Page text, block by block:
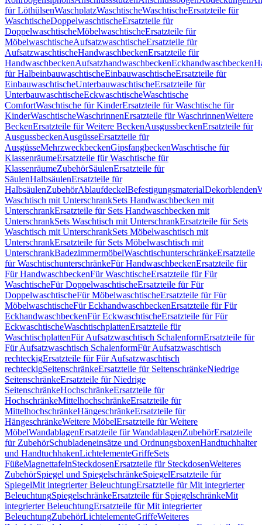
für LöthülsenWaschplatzWaschtischeWaschtischeErsatzteile für
WaschtischeDoppelwaschtischeErsatzteile für
DoppelwaschtischeMöbelwaschtischeErsatzteile für
MöbelwaschtischeAufsatzwaschtischeErsatzteile für
AufsatzwaschtischeHandwaschbeckenErsatzteile für
HandwaschbeckenAufsatzhandwaschbeckenEckhandwaschbecken
für HalbeinbauwaschtischeEinbauwaschtischeErsatzteile für
EinbauwaschtischeUnterbauwaschtischeErsatzteile für
UnterbauwaschtischeEckwaschtischeWaschtische
ComfortWaschtische für KinderErsatzteile für Waschtische für
KinderWaschtischeWaschrinnenErsatzteile für WaschrinnenWeitere
BeckenErsatzteile für Weitere BeckenAusgussbeckenErsatzteile für
AusgussbeckenAusgüsseErsatzteile für
AusgüsseMehrzweckbeckenGipsfangbeckenWaschtische für
KlassenräumeErsatzteile für Waschtische für
KlassenräumeZubehörSäulenErsatzteile für
SäulenHalbsäulenErsatzteile für
HalbsäulenZubehörAblaufdeckelBefestigungsmaterialDekorblenden
Waschtisch mit UnterschrankSets Handwaschbecken mit
UnterschrankErsatzteile für Sets Handwaschbecken mit
UnterschrankSets Waschtisch mit UnterschrankErsatzteile für Sets
Waschtisch mit UnterschrankSets Möbelwaschtisch mit
UnterschrankErsatzteile für Sets Möbelwaschtisch mit
UnterschrankBadezimmermöbelWaschtischunterschränkeErsatzteile
für WaschtischunterschränkeFür HandwaschbeckenErsatzteile für
Für HandwaschbeckenFür WaschtischeErsatzteile für Für
WaschtischeFür DoppelwaschtischeErsatzteile für Für
DoppelwaschtischeFür MöbelwaschtischeErsatzteile für Für
MöbelwaschtischeFür EckhandwaschbeckenErsatzteile für Für
EckhandwaschbeckenFür EckwaschtischeErsatzteile für Für
EckwaschtischeWaschtischplattenErsatzteile für
WaschtischplattenFür Aufsatzwaschtisch SchalenformErsatzteile für
Für Aufsatzwaschtisch SchalenformFür Aufsatzwaschtisch
rechteckigErsatzteile für Für Aufsatzwaschtisch
rechteckigSeitenschränkeErsatzteile für SeitenschränkeNiedrige
SeitenschränkeErsatzteile für Niedrige
SeitenschränkeHochschränkeErsatzteile für
HochschränkeMittelhochschränkeErsatzteile für
MittelhochschränkeHängeschränkeErsatzteile für
HängeschränkeWeitere MöbelErsatzteile für Weitere
MöbelWandablagenErsatzteile für WandablagenZubehörErsatzteile
für ZubehörSchubladeneinsätze und OrdnungsboxenHandtuchhalter
und HandtuchhakenLichtelementeGriffeSets
FüßeMagnettafelnSteckdosenErsatzteile für SteckdosenWeiteres
ZubehörSpiegel und SpiegelschränkeSpiegelErsatzteile für
SpiegelMit integrierter BeleuchtungErsatzteile für Mit integrierter
BeleuchtungSpiegelschränkeErsatzteile für SpiegelschränkeMit
integrierter BeleuchtungErsatzteile für Mit integrierter
BeleuchtungZubehörLichtelementeGriffeWeiteres